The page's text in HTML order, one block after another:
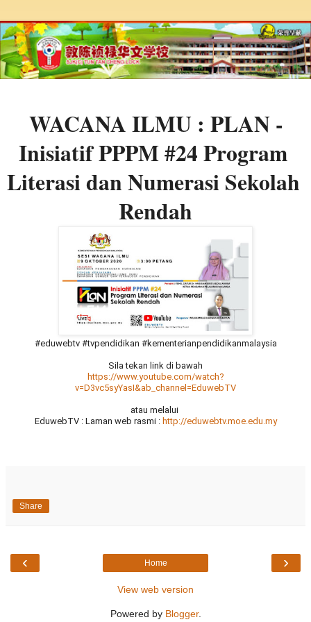
WACANA ILMU : PLAN -
Inisiatif PPPM #24 Program
Literasi dan Numerasi Sekolah
Rendah
#eduwebtv #tvpendidikan #kementerianpendidikanmalaysia
Sila tekan link di bawah
https://www.youtube.com/watch?
v=D3vc5syYasI&ab_channel=EduwebTV
atau melalui
EduwebTV : Laman web rasmi : http://eduwebtv.moe.edu.my
Share
‹ ›
Home
View web version
Powered by Blogger.